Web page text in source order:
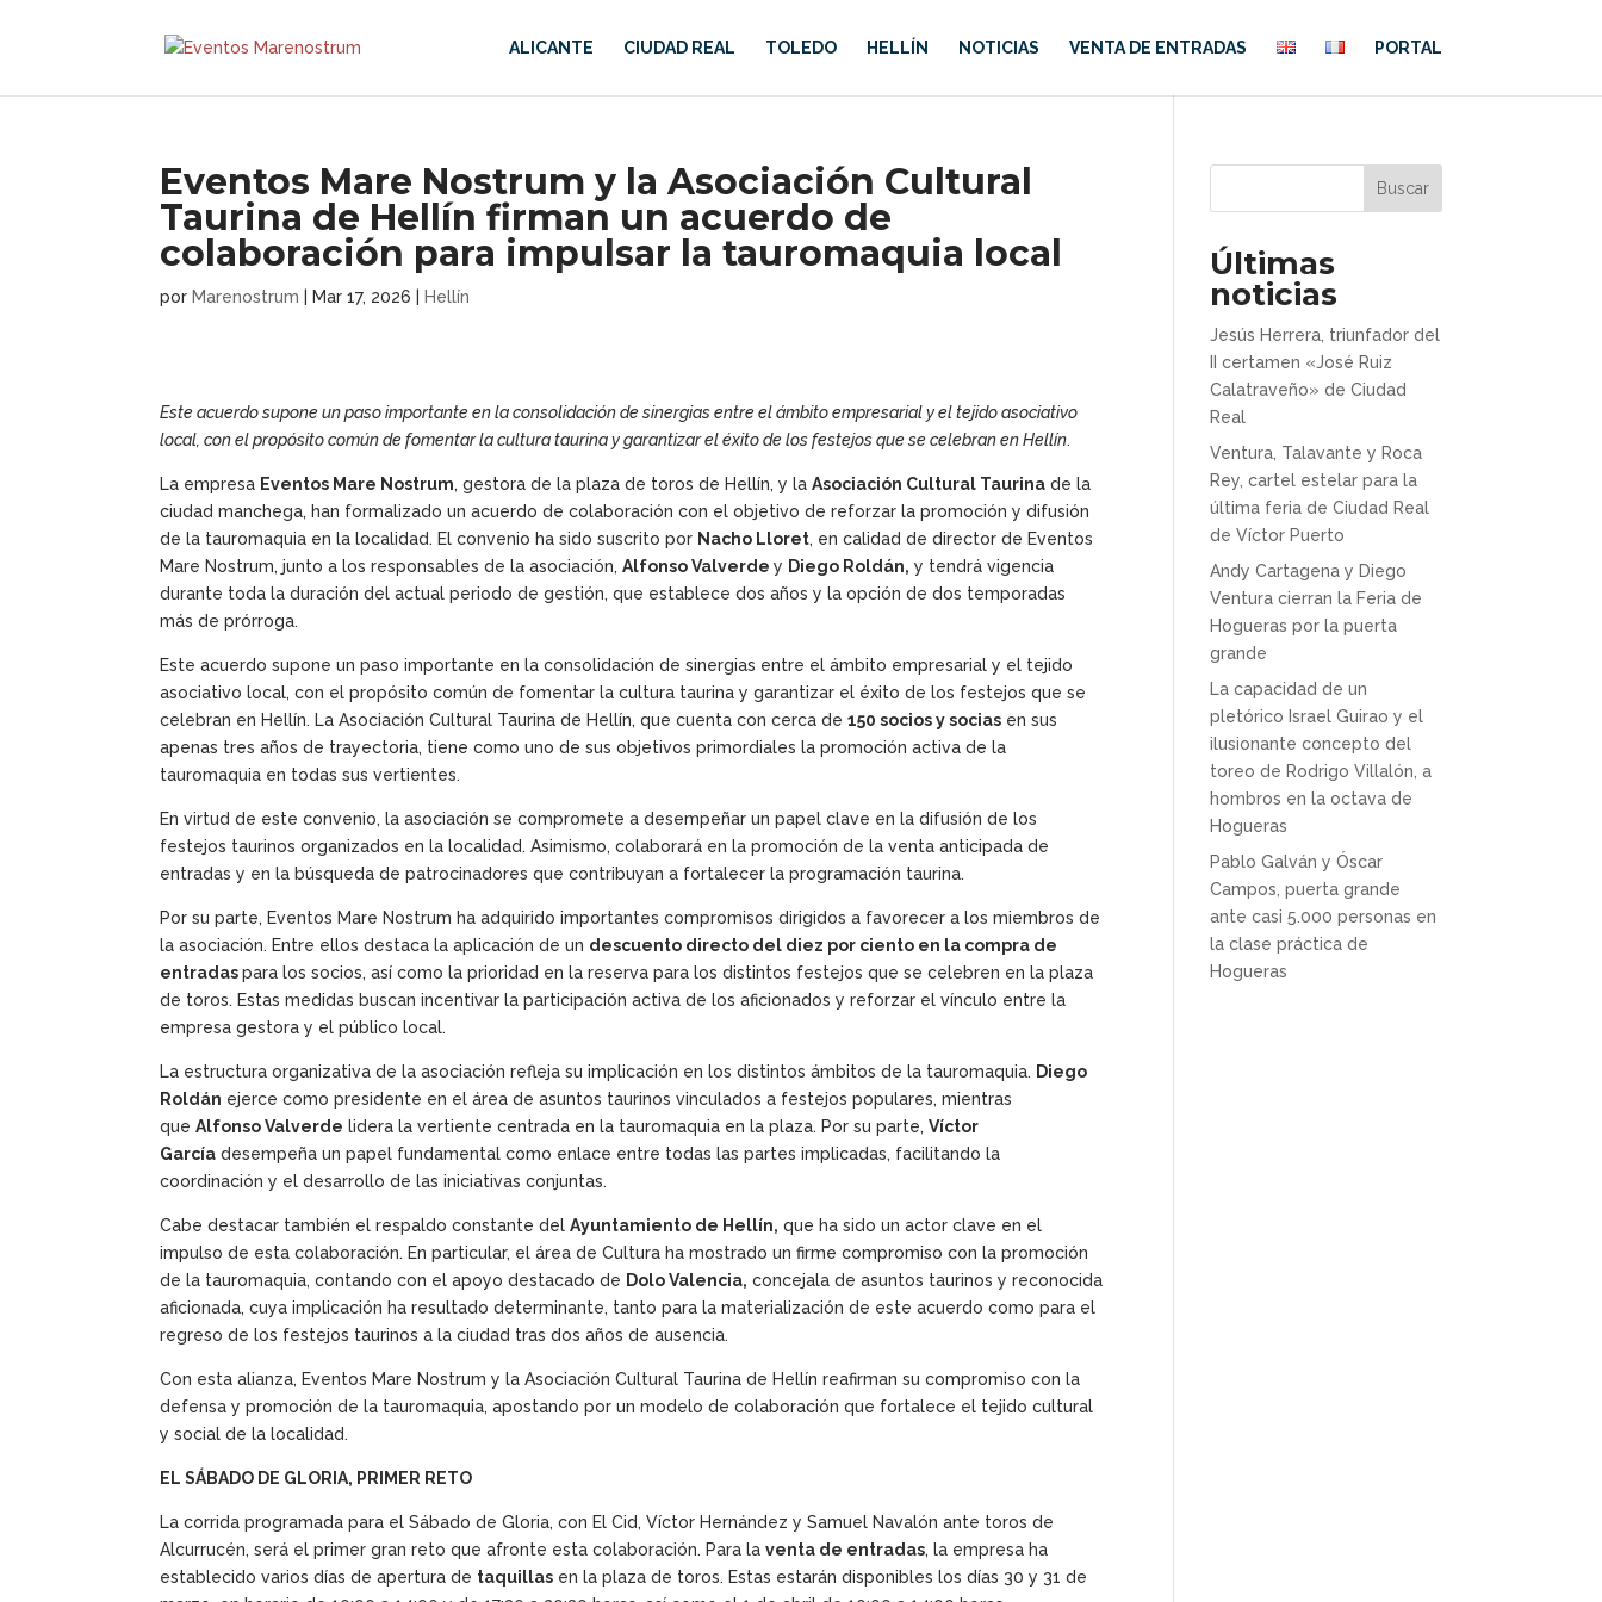
ALICANTE CIUDAD REAL TOLEDO HELLÍN NOTICIAS VENTA DE ENTRADAS PORTAL
Eventos Mare Nostrum y la Asociación Cultural
Taurina de Hellín firman un acuerdo de
colaboración para impulsar la tauromaquia local
por Marenostrum Mar 17, 2026 Hellín
Este acuerdo supone un paso importante en la consolidación de sinergias entre el ámbito empresarial y el tejido asociativo
local, con el propósito común de fomentar la cultura taurina y garantizar el éxito de los festejos que se celebran en Hellín.
La empresa Eventos Mare Nostrum, gestora de la plaza de toros de Hellín, y laAsociación Cultural Taurina de la
ciudad manchega, han formalizado un acuerdo de colaboración con el objetivo de reforzar la promoción y difusión
de la tauromaquia en la localidad. El convenio ha sido suscrito por Nacho Lloret, en calidad de director de Eventos
Mare Nostrum, junto a los responsables de la asociación,Alfonso Valverdey Diego Roldán, y tendrá vigencia
durante toda la duración del actual periodo de gestión, que establece dos años y la opción de dos temporadas
más de prórroga.
Este acuerdo supone un paso importante en la consolidación de sinergias entre el ámbito empresarial y el tejido
asociativo local, con el propósito común de fomentar la cultura taurina y garantizar el éxito de los festejos que se
celebran en Hellín. La Asociación Cultural Taurina de Hellín, que cuenta con cerca de150 socios y socias en sus
apenas tres años de trayectoria, tiene como uno de sus objetivos primordiales la promoción activa de la
tauromaquia en todas sus vertientes.
En virtud de este convenio, la asociación se compromete a desempeñar un papel clave en la difusión de los
festejos taurinos organizados en la localidad. Asimismo, colaborará en la promoción de la venta anticipada de
entradas y en la búsqueda de patrocinadores que contribuyan a fortalecer la programación taurina.
Por su parte, Eventos Mare Nostrum ha adquirido importantes compromisos dirigidos a favorecer a los miembros de
la asociación. Entre ellos destaca la aplicación de un descuento directo del diez por ciento en la compra de
entradaspara los socios, así como la prioridad en la reserva para los distintos festejos que se celebren en la plaza
de toros. Estas medidas buscan incentivar la participación activa de los aficionados y reforzar el vínculo entre la
empresa gestora y el público local.
La estructura organizativa de la asociación refleja su implicación en los distintos ámbitos de la tauromaquia. Diego
Roldán ejerce como presidente en el área de asuntos taurinos vinculados a festejos populares, mientras
queAlfonso Valverde lidera la vertiente centrada en la tauromaquia en la plaza. Por su parte,Víctor
García desempeña un papel fundamental como enlace entre todas las partes implicadas, facilitando la
coordinación y el desarrollo de las iniciativas conjuntas.
Cabe destacar también el respaldo constante delAyuntamiento de Hellín, que ha sido un actor clave en el
impulso de esta colaboración. En particular, el área de Cultura ha mostrado un firme compromiso con la promoción
de la tauromaquia, contando con el apoyo destacado de Dolo Valencia, concejala de asuntos taurinos y reconocida
aficionada, cuya implicación ha resultado determinante, tanto para la materialización de este acuerdo como para el
regreso de los festejos taurinos a la ciudad tras dos años de ausencia.
Con esta alianza, Eventos Mare Nostrum y la Asociación Cultural Taurina de Hellín reafirman su compromiso con la
defensa y promoción de la tauromaquia, apostando por un modelo de colaboración que fortalece el tejido cultural
y social de la localidad.
EL SÁBADO DE GLORIA, PRIMER RETO
La corrida programada para el Sábado de Gloria, con El Cid, Víctor Hernández y Samuel Navalón ante toros de
Alcurrucén, será el primer gran reto que afronte esta colaboración. Para laventa de entradas, la empresa ha
establecido varios días de apertura de taquillas en la plaza de toros. Estas estarán disponibles los días 30 y 31 de
Buscar
Últimas
noticias
Jesús Herrera, triunfador del
II certamen «José Ruiz
Calatraveño» de Ciudad
Real
Ventura, Talavante y Roca
Rey, cartel estelar para la
última feria de Ciudad Real
de Víctor Puerto
Andy Cartagena y Diego
Ventura cierran la Feria de
Hogueras por la puerta
grande
La capacidad de un
pletórico Israel Guirao y el
ilusionante concepto del
toreo de Rodrigo Villalón, a
hombros en la octava de
Hogueras
Pablo Galván y Óscar
Campos, puerta grande
ante casi 5.000 personas en
la clase práctica de
Hogueras